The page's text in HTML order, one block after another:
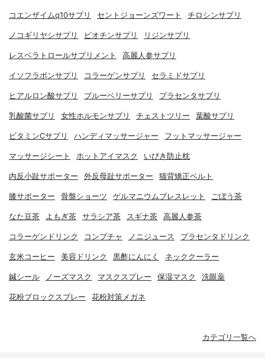
コエンザイムq10サプリ セントジョーンズワート チロシンサプリ
ノコギリヤシサプリ ビオチンサプリ リジンサプリ
レスベラトロールサプリメント 高麗人参サプリ
イソフラボンサプリ コラーゲンサプリ セラミドサプリ
ヒアルロン酸サプリ ブルーベリーサプリ プラセンタサプリ
乳酸菌サプリ 女性ホルモンサプリ チェストツリー 葉酸サプリ
ビタミンCサプリ ハンディマッサージャー フットマッサージャー
マッサージシート ホットアイマスク いびき防止枕
内反小趾サポーター 外反母趾サポーター 猫背矯正ベルト
膝サポーター 骨盤ショーツ ゲルマニウムブレスレット ごぼう茶
なた豆茶 よもぎ茶 サラシア茶 スギナ茶 高麗人参茶
コラーゲンドリンク コンブチャ ノニジュース プラセンタドリンク
玄米コーヒー 美容ドリンク 黒酢にんにく ネッククーラー
鍼シール ノーズマスク マスクスプレー 保湿マスク 洗眼薬
花粉ブロックスプレー 花粉対策メガネ
カテゴリ一覧へ